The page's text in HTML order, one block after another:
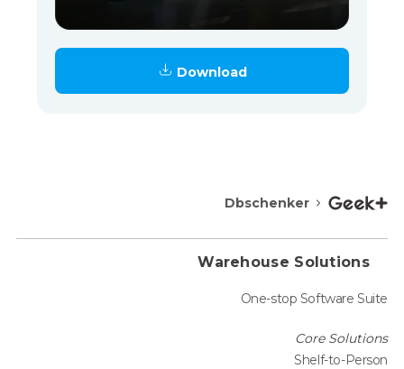
Download
Dbschenker
Warehouse Solutions
One-stop Software Suite
Core Solutions
Shelf-to-Person